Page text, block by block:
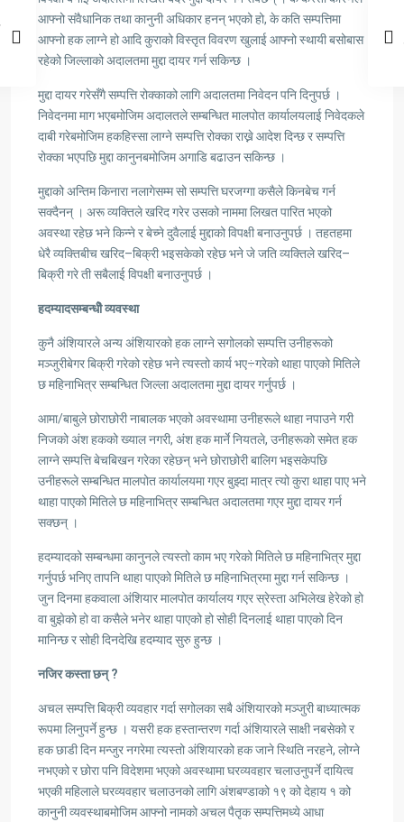
आफ्नो संवैधानिक तथा कानुनी अधिकार हनन् भएको हो, के कति सम्पत्तिमा
आफ्नो हक लाग्ने हो आदि कुराको विस्तृत विवरण खुलाई आफ्नो स्थायी बसोबास
रहेको जिल्लाको अदालतमा मुद्दा दायर गर्न सकिन्छ ।
मुद्दा दायर गरेसँगै सम्पत्ति रोक्काको लागि अदालतमा निवेदन पनि दिनुपर्छ ।
निवेदनमा माग भएबमोजिम अदालतले सम्बन्धित मालपोत कार्यालयलाई निवेदकले
दाबी गरेबमोजिम हकहिस्सा लाग्ने सम्पत्ति रोक्का राख्ने आदेश दिन्छ र सम्पत्ति
रोक्का भएपछि मुद्दा कानुनबमोजिम अगाडि बढाउन सकिन्छ ।
मुद्दाको अन्तिम किनारा नलागेसम्म सो सम्पत्ति घरजग्गा कसैले किनबेच गर्न
सक्दैनन् । अरू व्यक्तिले खरिद गरेर उसको नाममा लिखत पारित भएको
अवस्था रहेछ भने किन्ने र बेच्ने दुवैलाई मुद्दाको विपक्षी बनाउनुपर्छ । तहतहमा
धेरै व्यक्तिबीच खरिद–बिक्री भइसकेको रहेछ भने जे जति व्यक्तिले खरिद–
बिक्री गरे ती सबैलाई विपक्षी बनाउनुपर्छ ।
हदम्यादसम्बन्धीे व्यवस्था
कुनै अंशियारले अन्य अंशियारको हक लाग्ने सगोलको सम्पत्ति उनीहरूको
मञ्जुरीबेगर बिक्री गरेको रहेछ भने त्यस्तो कार्य भए÷गरेको थाहा पाएको मितिले
छ महिनाभित्र सम्बन्धित जिल्ला अदालतमा मुद्दा दायर गर्नुपर्छ ।
आमा/बाबुले छोराछोरी नाबालक भएको अवस्थामा उनीहरूले थाहा नपाउने गरी
निजको अंश हकको ख्याल नगरी, अंश हक मार्ने नियतले, उनीहरूको समेत हक
लाग्ने सम्पत्ति बेचबिखन गरेका रहेछन् भने छोराछोरी बालिग भइसकेपछि
उनीहरूले सम्बन्धित मालपोत कार्यालयमा गएर बुझ्दा मात्र त्यो कुरा थाहा पाए भने
थाहा पाएको मितिले छ महिनाभित्र सम्बन्धित अदालतमा गएर मुद्दा दायर गर्न
सक्छन् ।
हदम्यादको सम्बन्धमा कानुनले त्यस्तो काम भए गरेको मितिले छ महिनाभित्र मुद्दा
गर्नुपर्छ भनिए तापनि थाहा पाएको मितिले छ महिनाभित्रमा मुद्दा गर्न सकिन्छ ।
जुन दिनमा हकवाला अंशियार मालपोत कार्यालय गएर स्रेस्ता अभिलेख हेरेको हो
वा बुझेको हो वा कसैले भनेर थाहा पाएको हो सोही दिनलाई थाहा पाएको दिन
मानिन्छ र सोही दिनदेखि हदम्याद सुरु हुन्छ ।
नजिर कस्ता छन् ?
अचल सम्पत्ति बिक्री व्यवहार गर्दा सगोलका सबै अंशियारको मञ्जुरी बाध्यात्मक
रूपमा लिनुपर्ने हुन्छ । यसरी हक हस्तान्तरण गर्दा अंशियारले साक्षी नबसेको र
हक छाडी दिन मन्जुर नगरेमा त्यस्तो अंशियारको हक जाने स्थिति नरहने, लोग्ने
नभएको र छोरा पनि विदेशमा भएको अवस्थामा घरव्यवहार चलाउनुपर्ने दायित्व
भएकी महिलाले घरव्यवहार चलाउनको लागि अंशबण्डाको १९ को देहाय १ को
कानुनी व्यवस्थाबमोजिम आफ्नो नामको अचल पैतृक सम्पत्तिमध्ये आधा